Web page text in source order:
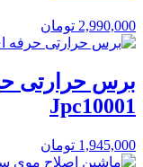
2,990,000 تومان
برس حرارتی
Jpc10001
1,945,000 تومان